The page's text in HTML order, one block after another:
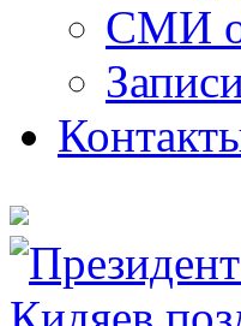
СМИ о